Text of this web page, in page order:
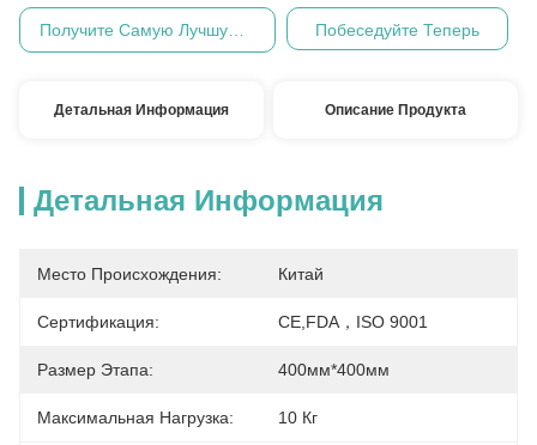
Побеседуйте Теперь
Детальная Информация Описание Продукта
Детальная Информация
Место Происхождения: Китай
Сертификация: CE,FDA，ISO 9001
Размер Этапа: 400мм*400мм
Максимальная Нагрузка: 10 Кг